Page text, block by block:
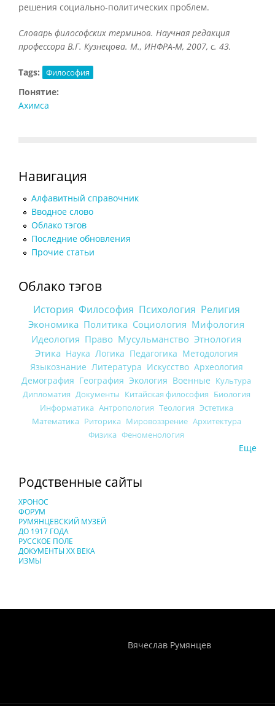
решения социально-политических проблем.
Словарь философских терминов. Научная редакция
профессора В.Г. Кузнецова. М., ИНФРА-М, 2007, с. 43.
Tags: Философия
Понятие:
Ахимса
Навигация
Алфавитный справочник
Вводное слово
Облако тэгов
Последние обновления
Прочие статьи
Облако тэгов
История Философия Психология Религия
Экономика Политика Социология Мифология
Идеология Право Мусульманство Этнология
Этика Наука Логика Педагогика Методология
Языкознание Литература Искусство Археология
Демография География Экология Военные Культура
Дипломатия Документы Китайская философия Биология
Информатика Антропология Теология Эстетика
Математика Риторика Мировоззрение Архитектура
Физика Феноменология
Еще
Родственные сайты
ХРОНОС
ФОРУМ
РУМЯНЦЕВСКИЙ МУЗЕЙ
ДО 1917 ГОДА
РУССКОЕ ПОЛЕ
ДОКУМЕНТЫ XX ВЕКА
ИЗМЫ
Вячеслав Румянцев